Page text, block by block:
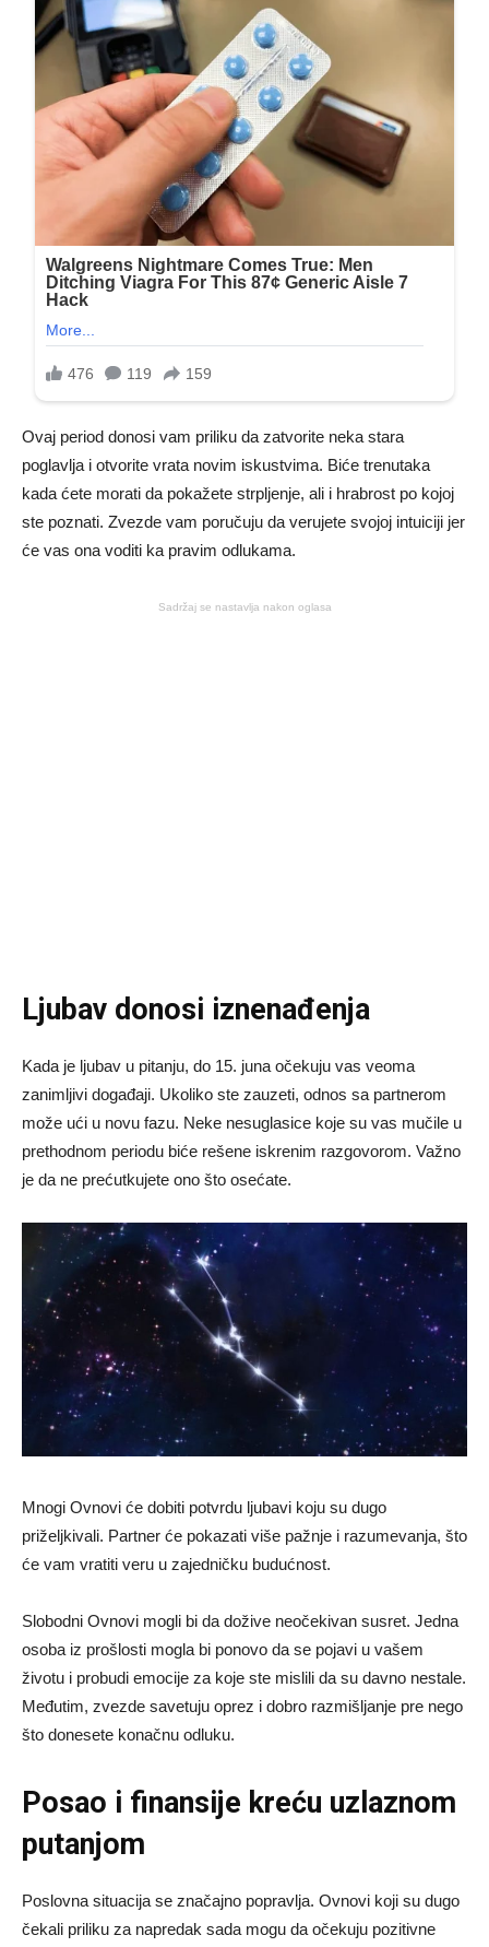
Ovaj period donosi vam priliku da zatvorite neka stara
poglavlja i otvorite vrata novim iskustvima. Biće trenutaka
kada ćete morati da pokažete strpljenje, ali i hrabrost po kojoj
ste poznati. Zvezde vam poručuju da verujete svojoj intuiciji jer
će vas ona voditi ka pravim odlukama.
Sadržaj se nastavlja nakon oglasa
Ljubav donosi iznenađenja
Kada je ljubav u pitanju, do 15. juna očekuju vas veoma
zanimljivi događaji. Ukoliko ste zauzeti, odnos sa partnerom
može ući u novu fazu. Neke nesuglasice koje su vas mučile u
prethodnom periodu biće rešene iskrenim razgovorom. Važno
je da ne prećutkujete ono što osećate.
Mnogi Ovnovi će dobiti potvrdu ljubavi koju su dugo
priželjkivali. Partner će pokazati više pažnje i razumevanja, što
će vam vratiti veru u zajedničku budućnost.
Slobodni Ovnovi mogli bi da dožive neočekivan susret. Jedna
osoba iz prošlosti mogla bi ponovo da se pojavi u vašem
životu i probudi emocije za koje ste mislili da su davno nestale.
Međutim, zvezde savetuju oprez i dobro razmišljanje pre nego
što donesete konačnu odluku.
Posao i finansije kreću uzlaznom
putanjom
Poslovna situacija se značajno popravlja. Ovnovi koji su dugo
čekali priliku za napredak sada mogu da očekuju pozitivne